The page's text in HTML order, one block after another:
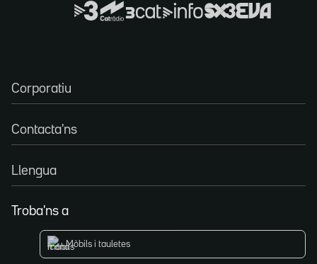
Corporatiu
Contacta'ns
Llengua
Troba'ns a
Mòbils i tauletes